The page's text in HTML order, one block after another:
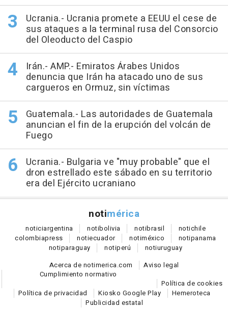
Ucrania.- Ucrania promete a EEUU el cese de
sus ataques a la terminal rusa del Consorcio
del Oleoducto del Caspio
Irán.- AMP.- Emiratos Árabes Unidos
denuncia que Irán ha atacado uno de sus
cargueros en Ormuz, sin víctimas
Guatemala.- Las autoridades de Guatemala
anuncian el fin de la erupción del volcán de
Fuego
Ucrania.- Bulgaria ve "muy probable" que el
dron estrellado este sábado en su territorio
era del Ejército ucraniano
notimérica
noticiargentina notibolivia notibrasil notichile
colombiapress notiecuador notiméxico notipanama
notiparaguay notiperú notiuruguay
Acerca de notimerica.com
Aviso legal
Cumplimiento normativo
Política de cookies
Política de privacidad
Kiosko Google Play
Hemeroteca
Publicidad estatal